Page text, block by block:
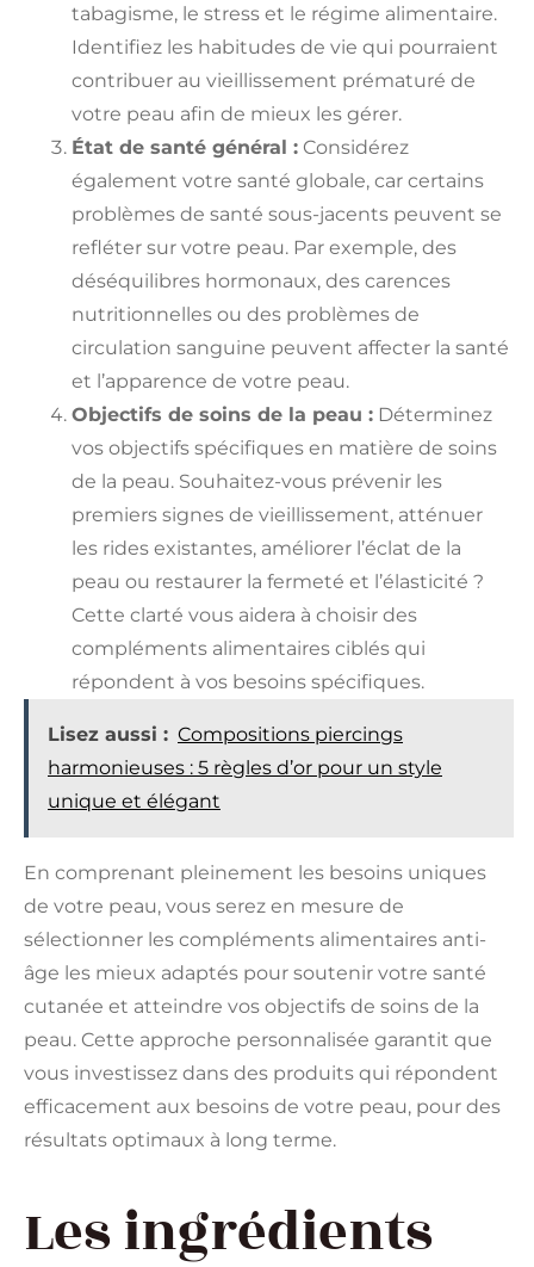
tabagisme, le stress et le régime alimentaire.
Identifiez les habitudes de vie qui pourraient
contribuer au vieillissement prématuré de
votre peau afin de mieux les gérer.
État de santé général : Considérez
également votre santé globale, car certains
problèmes de santé sous-jacents peuvent se
refléter sur votre peau. Par exemple, des
déséquilibres hormonaux, des carences
nutritionnelles ou des problèmes de
circulation sanguine peuvent affecter la santé
et l’apparence de votre peau.
Objectifs de soins de la peau : Déterminez
vos objectifs spécifiques en matière de soins
de la peau. Souhaitez-vous prévenir les
premiers signes de vieillissement, atténuer
les rides existantes, améliorer l’éclat de la
peau ou restaurer la fermeté et l’élasticité ?
Cette clarté vous aidera à choisir des
compléments alimentaires ciblés qui
répondent à vos besoins spécifiques.
Lisez aussi : Compositions piercings
harmonieuses : 5 règles d’or pour un style
unique et élégant
En comprenant pleinement les besoins uniques
de votre peau, vous serez en mesure de
sélectionner les compléments alimentaires anti-
âge les mieux adaptés pour soutenir votre santé
cutanée et atteindre vos objectifs de soins de la
peau. Cette approche personnalisée garantit que
vous investissez dans des produits qui répondent
efficacement aux besoins de votre peau, pour des
résultats optimaux à long terme.
Les ingrédients